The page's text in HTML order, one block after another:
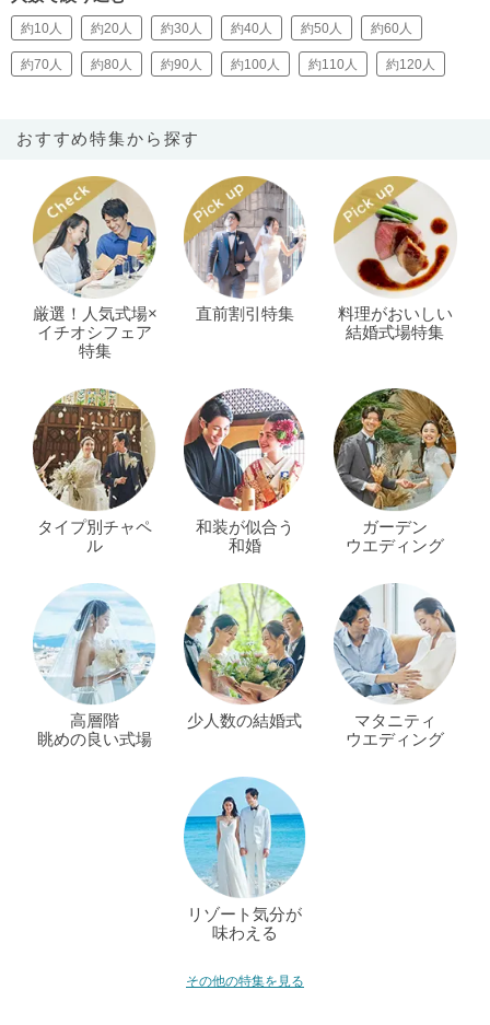
約10人 約20人 約30人 約40人 約50人 約60人
約70人 約80人 約90人 約100人 約110人 約120人
おすすめ特集から探す
厳選！人気式場×
イチオシフェア
特集
直前割引特集
料理がおいしい
結婚式場特集
タイプ別チャペ
ル
和装が似合う
和婚
ガーデン
ウエディング
高層階
眺めの良い式場
少人数の結婚式
マタニティ
ウエディング
リゾート気分が
味わえる
その他の特集を見る